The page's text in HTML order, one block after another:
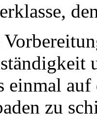
einmal
zu